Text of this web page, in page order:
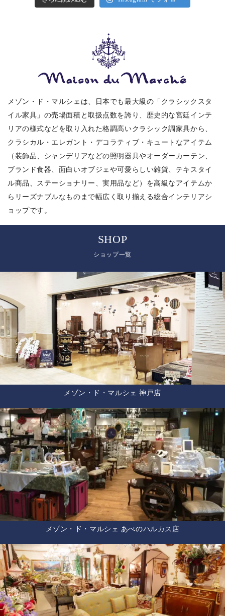
メゾン・ド・マルシェは、日本でも最大級の「クラシックスタ
イル家具」の売場面積と取扱点数を誇り、歴史的な宮廷インテ
リアの様式などを取り入れた格調高いクラシック調家具から、
クラシカル・エレガント・デコラティブ・キュートなアイテム
（装飾品、シャンデリアなどの照明器具やオーダーカーテン、
ブランド食器、面白いオブジェや可愛らしい雑貨、テキスタイ
ル商品、ステーショナリー、実用品など）を高級なアイテムか
らリーズナブルなものまで幅広く取り揃える総合インテリアシ
ョップです。
SHOP
ショップ一覧
メゾン・ド・マルシェ 神戸店
メゾン・ド・マルシェ あべのハルカス店